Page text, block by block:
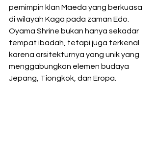
pemimpin klan Maeda yang berkuasa
di wilayah Kaga pada zaman Edo.
Oyama Shrine bukan hanya sekadar
tempat ibadah, tetapi juga terkenal
karena arsitekturnya yang unik yang
menggabungkan elemen budaya
Jepang, Tiongkok, dan Eropa.